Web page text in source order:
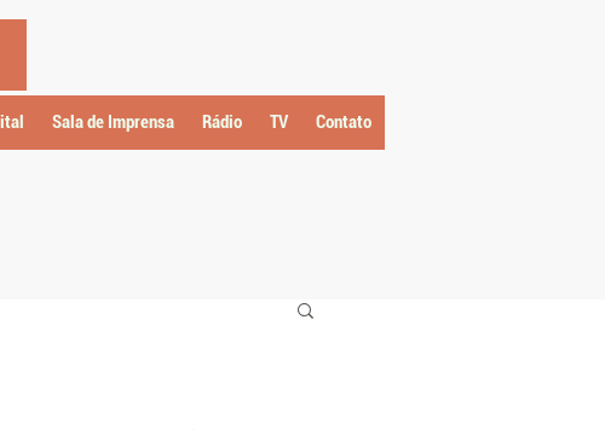
Sala de Imprensa Rádio TV Contato